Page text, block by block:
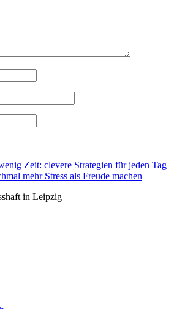
Zeit: clevere Strategien für jeden Tag
mehr Stress als Freude machen
in Leipzig